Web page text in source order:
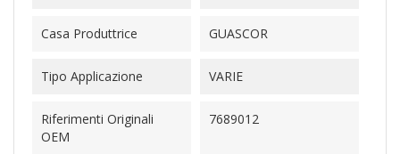
Casa Produttrice GUASCOR
Tipo Applicazione VARIE
Riferimenti Originali
OEM
7689012